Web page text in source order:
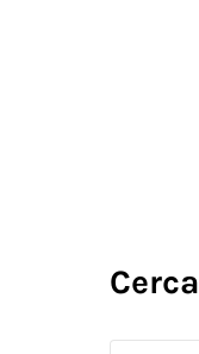
Cerca